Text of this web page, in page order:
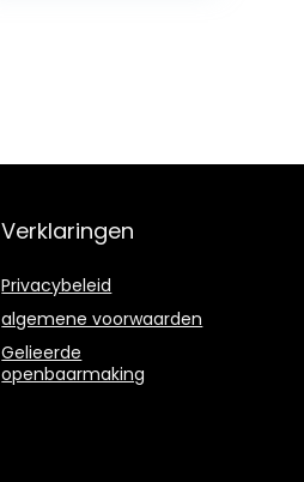
Verklaringen
Privacybeleid
algemene voorwaarden
Gelieerde
openbaarmaking